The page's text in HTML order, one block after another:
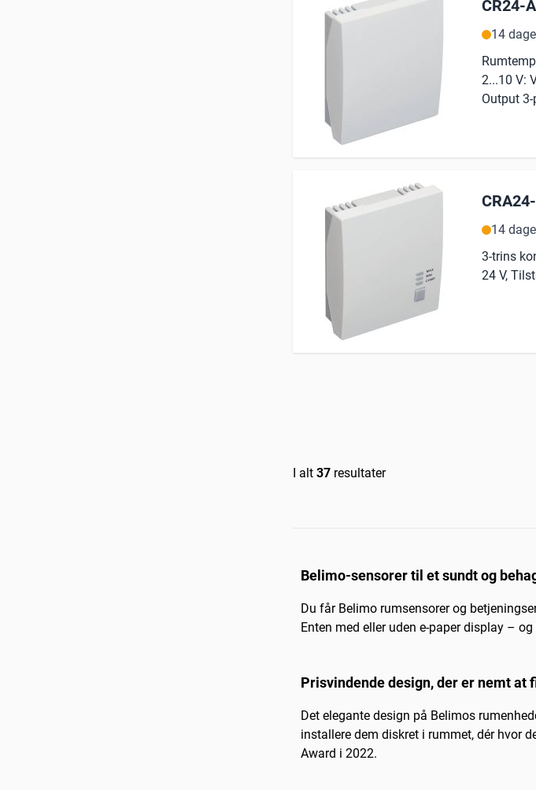
CR24-
14
2...10 V:
Output
14
3-trins
24 V,
I alt 37 resultater
Belimo-sensorer til et sundt og
Du får Belimo rumsensorer og
Enten med eller uden e-paper display –
Prisvindende design, der er nemt at
Det elegante design på Belimos
installere dem diskret i rummet, dér hvor
Award i 2022.